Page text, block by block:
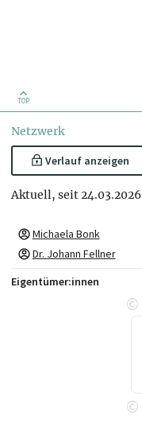
TOP
Netzwerk
Verlauf anzeigen
Aktuell, seit 24.03.2026
Michaela Bonk
Dr. Johann Fellner
Eigentümer:innen
©
©